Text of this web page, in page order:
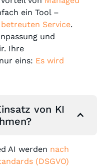
ein Tool –
Service.
und
Ihre
eins: Es wird
von KI
AI werden nach
(DSGVO)